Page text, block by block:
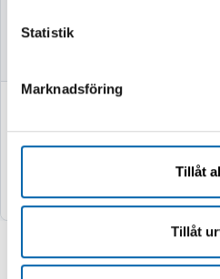
Statistik
Marknadsföring
Tillåt
Tillåt
(238.0 kr exkl. moms)